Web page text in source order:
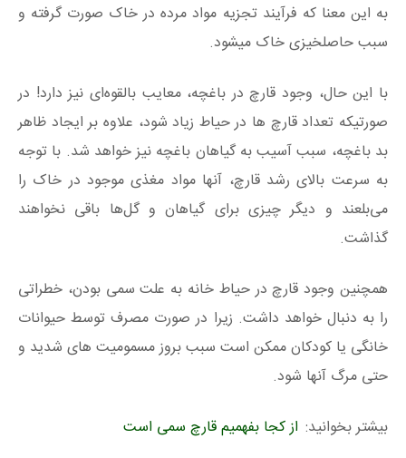
به این معنا که فرآیند تجزیه مواد مرده در خاک صورت گرفته و
سبب حاصلخیزی خاک میشود.
با این حال، وجود قارچ در باغچه، معایب بالقوه‌ای نیز دارد! در
صورتیکه تعداد قارچ ها در حیاط زیاد شود، علاوه بر ایجاد ظاهر
بد باغچه، سبب آسیب به گیاهان باغچه نیز خواهد شد. با توجه
به سرعت بالای رشد قارچ، آنها مواد مغذی موجود در خاک را
می‌بلعند و دیگر چیزی برای گیاهان و گل‌ها باقی نخواهند
گذاشت.
همچنین وجود قارچ در حیاط خانه به علت سمی بودن، خطراتی
را به دنبال خواهد داشت. زیرا در صورت مصرف توسط حیوانات
خانگی یا کودکان ممکن است سبب بروز مسمومیت های شدید و
حتی مرگ آنها شود.
بیشتر بخوانید: از کجا بفهمیم قارچ سمی است